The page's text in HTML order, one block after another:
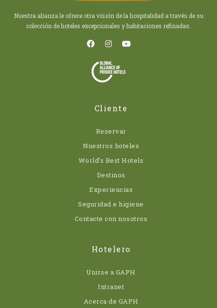
Nuestra alianza le ofrece otra visión de la hospitalidad a través de su
colección de hoteles excepcionales y habitaciones refinadas.
Cliente
Reservar
Nuestros hoteles
World’s Best Hotels
Destinos
Experiencias
Seguridad e higiene
Contacte con nosotros
Hotelero
Unirse a GAPH
Intranet
Acerca de GAPH